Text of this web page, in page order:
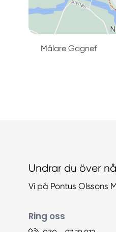
Målare Gagnef
Undrar du över
Vi på Pontus Olssons
Ring oss